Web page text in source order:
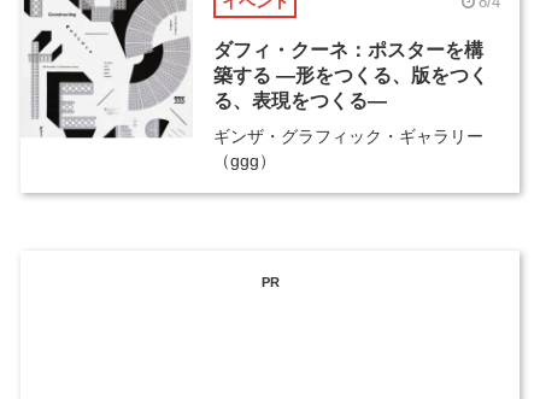
ダフィ・クーネ：ポスターを構
築する ―形をつくる、版をつく
る、表現をつくる―
ギンザ・グラフィック・ギャラリー
（ggg）
PR